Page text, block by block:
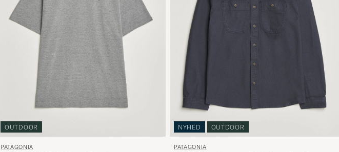
oplev
mere
udvalg
dig.
OUTDOOR
PATAGONIA
NYHED OUTDOOR
PATAGONIA